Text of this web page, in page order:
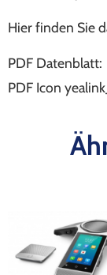
Hier finden Sie
PDF Datenblatt:
PDF Icon